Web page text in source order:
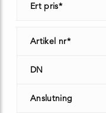
Ert pris*
Artikel nr*
DN
Anslutning